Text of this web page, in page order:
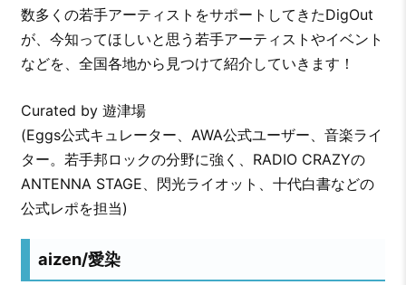
数多くの若手アーティストをサポートしてきたDigOut
が、今知ってほしいと思う若手アーティストやイベント
などを、全国各地から見つけて紹介していきます！
Curated by 遊津場
(Eggs公式キュレーター、AWA公式ユーザー、音楽ライ
ター。若手邦ロックの分野に強く、RADIO CRAZYの
ANTENNA STAGE、閃光ライオット、十代白書などの
公式レポを担当)
aizen/愛染